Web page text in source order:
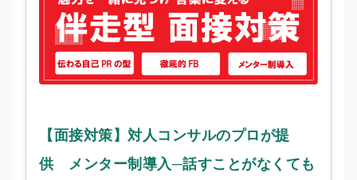
【面接対策】対人コンサルのプロが提
供 メンター制導入─話すことがなくても